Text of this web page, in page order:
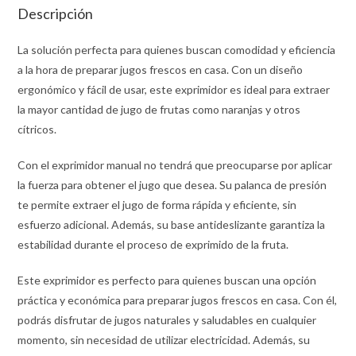
Descripción
La solución perfecta para quienes buscan comodidad y eficiencia
a la hora de preparar jugos frescos en casa. Con un diseño
ergonómico y fácil de usar, este exprimidor es ideal para extraer
la mayor cantidad de jugo de frutas como naranjas y otros
cítricos.
Con el exprimidor manual no tendrá que preocuparse por aplicar
la fuerza para obtener el jugo que desea. Su palanca de presión
te permite extraer el jugo de forma rápida y eficiente, sin
esfuerzo adicional. Además, su base antideslizante garantiza la
estabilidad durante el proceso de exprimido de la fruta.
Este exprimidor es perfecto para quienes buscan una opción
práctica y económica para preparar jugos frescos en casa. Con él,
podrás disfrutar de jugos naturales y saludables en cualquier
momento, sin necesidad de utilizar electricidad. Además, su